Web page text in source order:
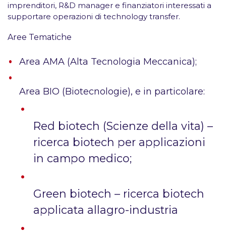
imprenditori, R&D manager e finanziatori interessati a
supportare operazioni di technology transfer.
Aree Tematiche
Area AMA (Alta Tecnologia Meccanica);
Area BIO (Biotecnologie), e in particolare:
Red biotech (Scienze della vita) –
ricerca biotech per applicazioni
in campo medico;
Green biotech – ricerca biotech
applicata allagro-industria